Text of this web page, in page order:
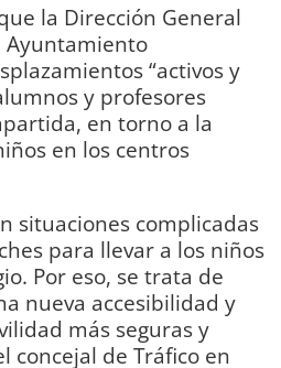
la Dirección General
Ayuntamiento
“activos y
y profesores
en torno a la
en los centros
situaciones complicadas
para llevar a los niños
Por eso, se trata de
nueva accesibilidad y
más seguras y
concejal de Tráfico en